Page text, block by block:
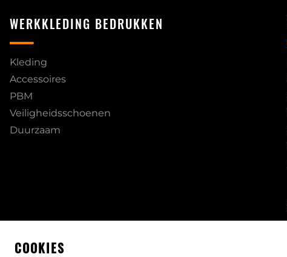
WERKKLEDING BEDRUKKEN
Kleding
Accessoires
PBM
Veiligheidsschoenen
Duurzaam
COOKIES